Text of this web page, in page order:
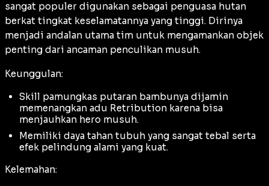
sangat populer digunakan sebagai penguasa hutan
berkat tingkat keselamatannya yang tinggi. Dirinya
menjadi andalan utama tim untuk mengamankan objek
penting dari ancaman penculikan musuh.
Keunggulan:
Skill pamungkas putaran bambunya dijamin
memenangkan adu Retribution karena bisa
menjauhkan hero musuh.
Memiliki daya tahan tubuh yang sangat tebal serta
efek pelindung alami yang kuat.
Kelemahan: